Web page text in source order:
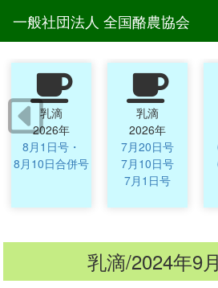
一般社団法人 全国酪農協会
乳滴
2026年
8月1日号・
8月10日合併号
乳滴
2026年
7月20日号
7月10日号
7月1日号
乳滴/2024年9